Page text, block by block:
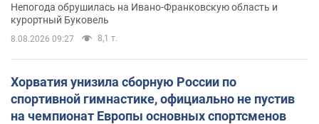
Непогода обрушилась на Ивано-Франковскую область и
курортный Буковель
8.08.2026 09:27 8,1 т.
Хорватия унизила сборную России по
спортивной гимнастике, официально не пустив
на чемпионат Европы основных спортсменов